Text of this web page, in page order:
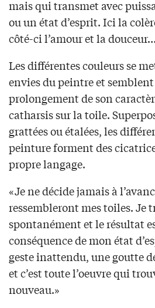
mais qui transmet avec
ou un état d’esprit. Ici la
côté-ci l’amour et la douceur…
Les différentes couleurs se
envies du peintre et
prolongement de son
catharsis sur la toile.
grattées ou étalées, les
peinture forment des
propre langage.
«Je ne décide jamais à
ressembleront mes toiles. Je
spontanément et le résultat
conséquence de mon état
geste inattendu, une goutte
et c’est toute l’oeuvre qui
nouveau.»